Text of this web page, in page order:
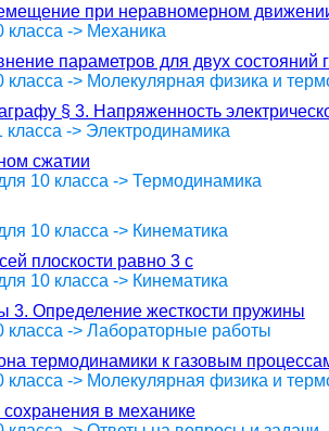
при неравномерном
класса -> Механика
параметров для двух состояний
класса -> Молекулярная физика и
§ 3. Напряженность
-> Электродинамика
сжатии
10 класса -> Термодинамика
10 класса -> Кинематика
плоскости равно 3 с
10 класса -> Кинематика
3. Определение жесткости пружины
класса -> Лабораторные работы
термодинамики к газовым
класса -> Молекулярная физика и
в механике